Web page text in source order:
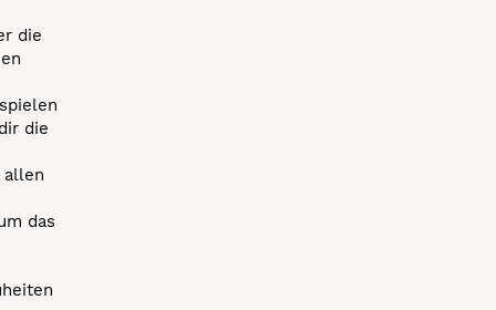
die
die
allen
das